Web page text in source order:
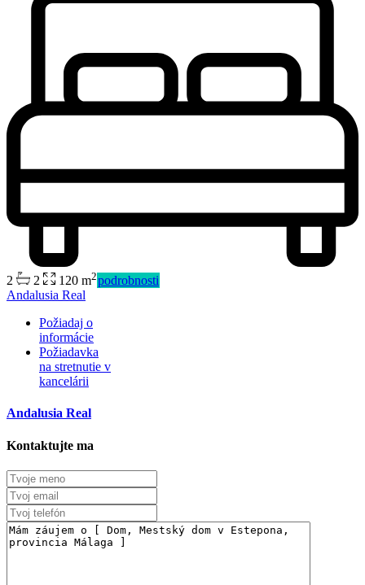
2 2 120 m2podrobnosti
Andalusia Real
Požiadaj o
informácie
Požiadavka
na stretnutie v
kancelárii
Andalusia Real
Kontaktujte ma